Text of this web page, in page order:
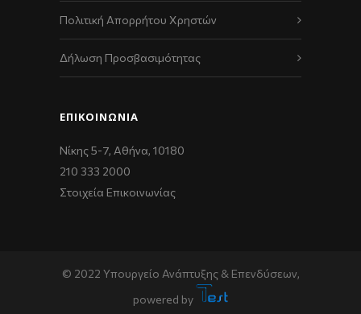
Πολιτική Απορρήτου Χρηστών
Δήλωση Προσβασιμότητας
ΕΠΙΚΟΙΝΩΝΊΑ
Νίκης 5-7, Αθήνα, 10180
210 333 2000
Στοιχεία Επικοινωνίας
© 2022 Υπουργείο Ανάπτυξης & Επενδύσεων,
powered by